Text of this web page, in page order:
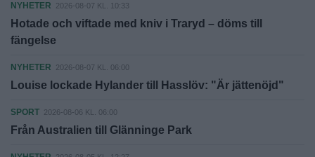
NYHETER 2026-08-07 KL. 10:33
Hotade och viftade med kniv i Traryd – döms till
fängelse
NYHETER 2026-08-07 KL. 06:00
Louise lockade Hylander till Hasslöv: "Är jättenöjd"
SPORT 2026-08-06 KL. 06:00
Från Australien till Glänninge Park